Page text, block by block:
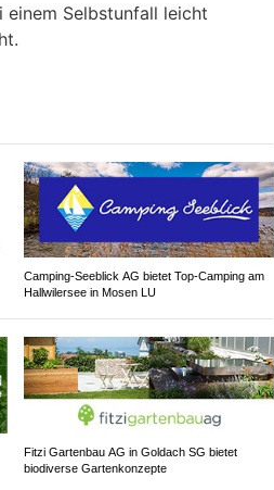
Selbstunfall leicht
Camping-Seeblick AG bietet Top-Camping am
Hallwilersee in Mosen LU
Fitzi Gartenbau AG in Goldach SG bietet
biodiverse Gartenkonzepte